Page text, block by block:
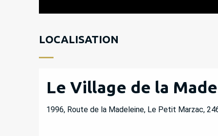
LOCALISATION
Le Village de la
1996, Route de la Madeleine, Le Petit Marzac,